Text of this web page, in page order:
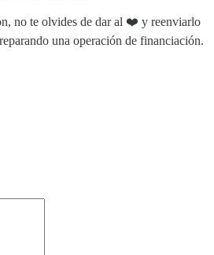
no te olvides de dar al ❤️ y reenviarlo
una operación de financiación.